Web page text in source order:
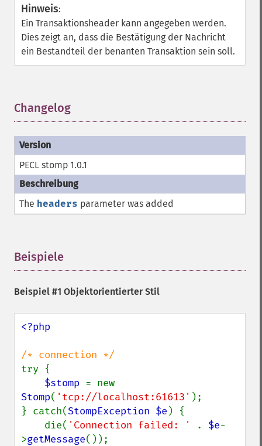
Hinweis:
Ein Transaktionsheader kann angegeben werden.
Dies zeigt an, dass die Bestätigung der Nachricht
ein Bestandteil der benanten Transaktion sein soll.
Changelog
PECL stomp 1.0.1
The headers parameter was added
Beispiele
Beispiel #1 Objektorientierter Stil
<?php
try {
$stomp
Stomp( 'tcp://localhost:61613' );
} catch(StompException $e ) {
    die(
'Connection failed: ' . $e-
>getMessage());